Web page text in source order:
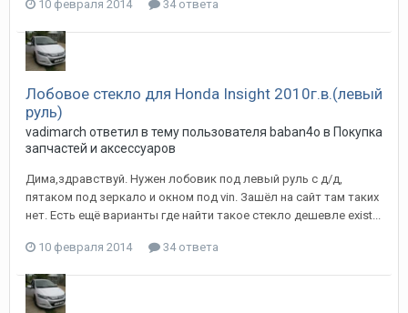
10 февраля 2014 34 ответа
Лобовое стекло для Honda Insight 2010г.в.(левый
руль)
vadimarch ответил в тему пользователя baban4o в Покупка
запчастей и аксессуаров
Дима,здравствуй. Нужен лобовик под левый руль с д/д,
пятаком под зеркало и окном под vin. Зашёл на сайт там таких
нет. Есть ещё варианты где найти такое стекло дешевле exist...
10 февраля 2014 34 ответа